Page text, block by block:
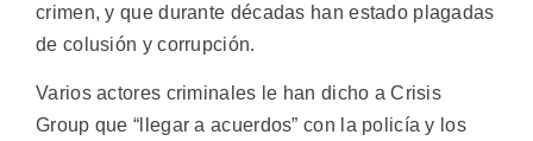
crimen, y que durante décadas han estado plagadas
de colusión y corrupción.
Varios actores criminales le han dicho a Crisis
Group que “llegar a acuerdos” con la policía y los